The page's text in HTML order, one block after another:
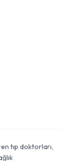
tıp doktorları,